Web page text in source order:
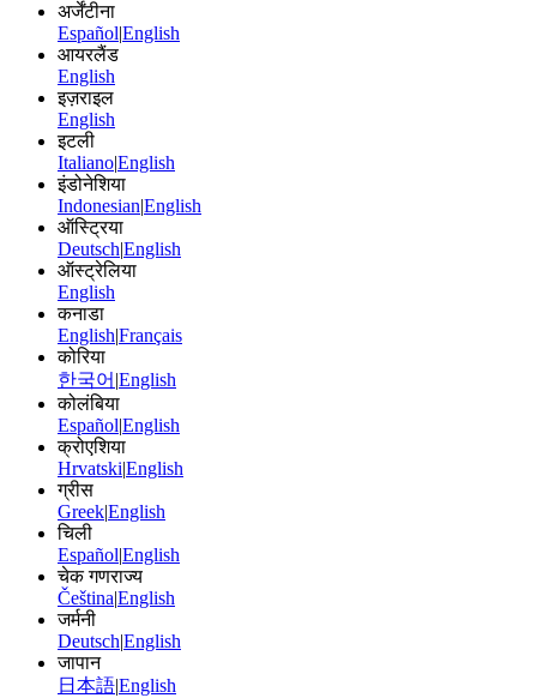
अर्जेंटीना
EspañolEnglish
आयरलैंड
English
इज़राइल
English
इटली
ItalianoEnglish
इंडोनेशिया
IndonesianEnglish
ऑस्ट्रिया
DeutschEnglish
ऑस्ट्रेलिया
English
कनाडा
EnglishFrançais
कोरिया
한국어 English
कोलंबिया
EspañolEnglish
क्रोएशिया
HrvatskiEnglish
ग्रीस
GreekEnglish
चिली
EspañolEnglish
चेक गणराज्य
ČeštinaEnglish
जर्मनी
DeutschEnglish
जापान
日本語English